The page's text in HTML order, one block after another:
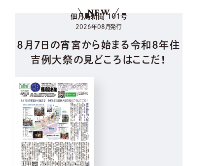
NEW
佃月島新聞 101号
2026年08月発行
8月7日の宵宮から始まる令和8年住
吉例大祭の見どころはここだ！